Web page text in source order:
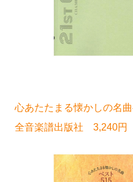
心あたたまる懐かしの名
全音楽譜出版社 3,240円